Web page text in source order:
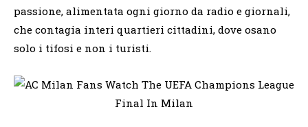
passione, alimentata ogni giorno da radio e giornali,
che contagia interi quartieri cittadini, dove osano
solo i tifosi e non i turisti.